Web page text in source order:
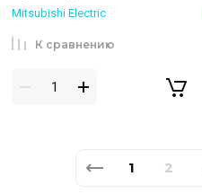
Mitsubishi Electric
К сравнению
1 2